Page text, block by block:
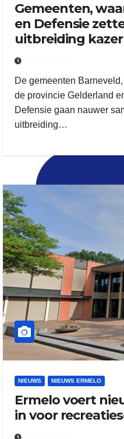
word vrijwilliger (1)
zielman
delangekortland
download onzze App
Gemeenten,
en Defensie
uitbreiding
De gemeenten
de provincie Gelderland
Defensie gaan nauwer
uitbreiding…
NIEUWS NIEUWS ERMELO
Ermelo voert
in voor